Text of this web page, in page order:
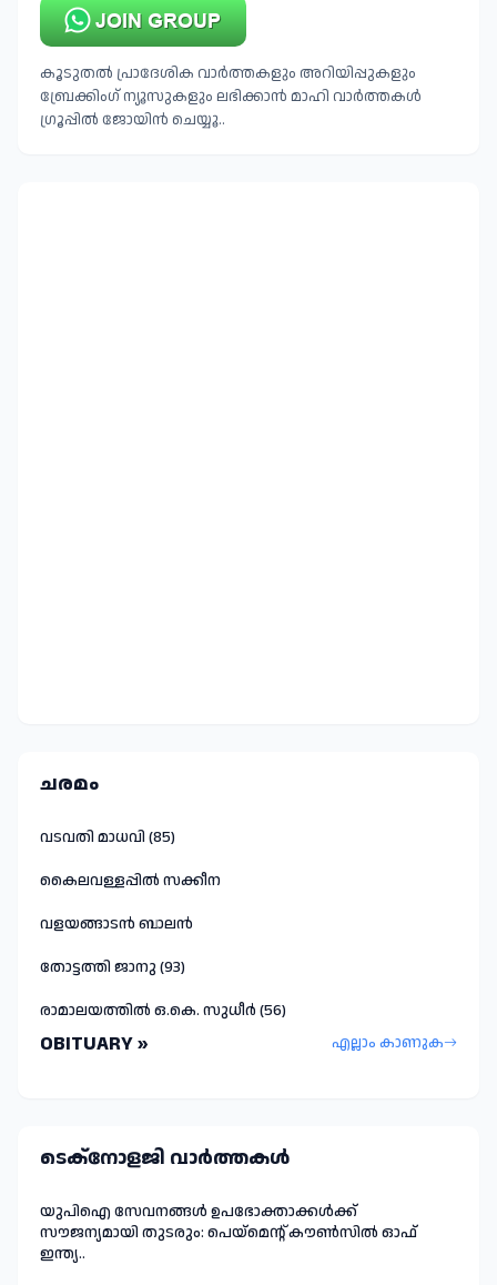
കൂടുതൽ പ്രാദേശിക വാർത്തകളും അറിയിപ്പുകളും
ബ്രേക്കിംഗ് ന്യൂസുകളും ലഭിക്കാൻ മാഹി വാർത്തകൾ
ഗ്രൂപ്പിൽ ജോയിൻ ചെയ്യൂ..
ചരമം
വടവതി മാധവി (85)
കൈലവള്ളപ്പിൽ സക്കീന
വളയങ്ങാടൻ ബാലൻ
തോട്ടത്തി ജാനു (93)
രാമാലയത്തിൽ ഒ.കെ. സുധീർ (56)
OBITUARY » എല്ലാം കാണുക
ടെക്നോളജി വാർത്തകള്‍
യുപിഐ സേവനങ്ങൾ ഉപഭോക്താക്കൾക്ക്
സൗജന്യമായി തുടരും: പെയ്മെന്റ് കൗൺസിൽ ഓഫ്
ഇന്ത്യ..